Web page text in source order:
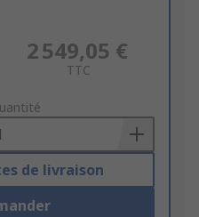
2 549,05 €
TTC
de livraison